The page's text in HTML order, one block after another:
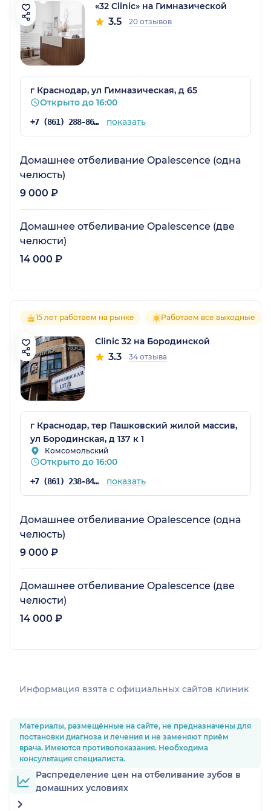
«32 Clinic» на Гимназической
3.5 20 отзывов
г Краснодар, ул Гимназическая, д 65
Открыто до 16:00
+7 (861) 288-86-92 показать
Домашнее отбеливание Opalescence (одна
челюсть)
9 000 ₽
Домашнее отбеливание Opalescence (две
челюсти)
14 000 ₽
15 лет работаем на рынке Работаем все выходные
Clinic 32 на Бородинской
3.3 34 отзыва
г Краснодар, тер Пашковский жилой массив,
ул Бородинская, д 137 к 1
Комсомольский
Открыто до 16:00
+7 (861) 238-84-86 показать
Домашнее отбеливание Opalescence (одна
челюсть)
9 000 ₽
Домашнее отбеливание Opalescence (две
челюсти)
14 000 ₽
Информация взята c официальных сайтов клиник
Материалы, размещённые на сайте, не предназначены для
постановки диагноза и лечения и не заменяют приём
врача. Имеются противопоказания. Необходима
консультация специалиста.
Распределение цен на отбеливание зубов в
домашних условиях